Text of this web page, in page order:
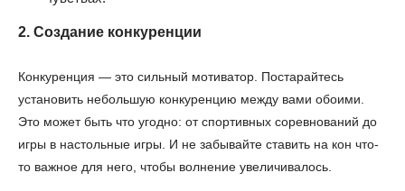
2. Создание конкуренции
Конкуренция — это сильный мотиватор. Постарайтесь
установить небольшую конкуренцию между вами обоими.
Это может быть что угодно: от спортивных соревнований до
игры в настольные игры. И не забывайте ставить на кон что-
то важное для него, чтобы волнение увеличивалось.